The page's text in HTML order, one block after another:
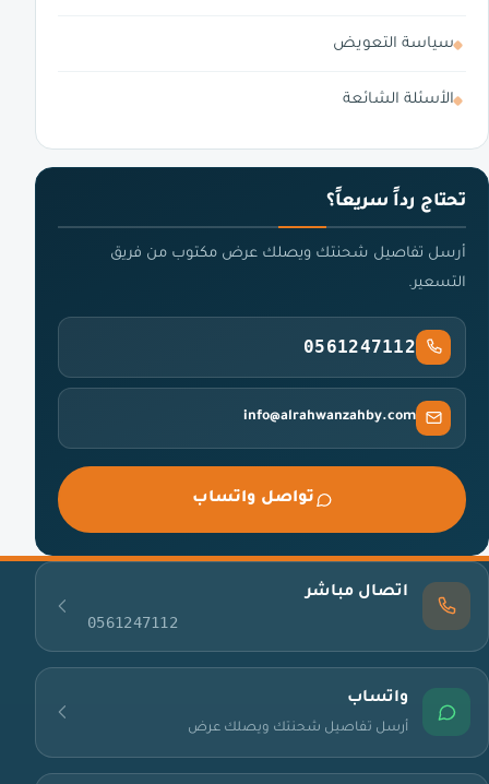
سياسة التعويض
الأسئلة الشائعة
تحتاج رداً سريعاً؟
أرسل تفاصيل شحنتك ويصلك عرض مكتوب من فريق
التسعير.
0561247112
info@alrahwanzahby.com
تواصل واتساب
اتصال مباشر
0561247112
واتساب
أرسل تفاصيل شحنتك ويصلك عرض